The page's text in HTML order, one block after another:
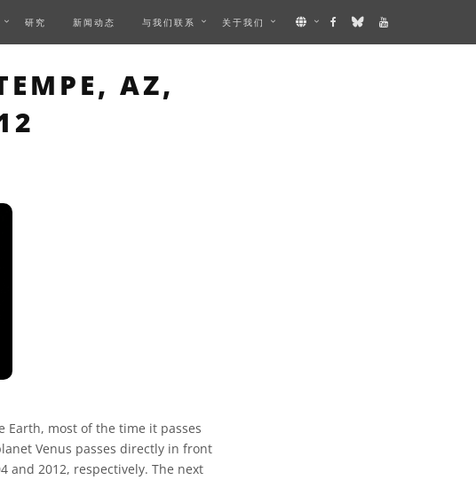
研究 新闻动态 与我们联系 关于我们
IMAGEAZ,
most of the time it passes
Venus passes directly in front
and 2012, respectively. The next